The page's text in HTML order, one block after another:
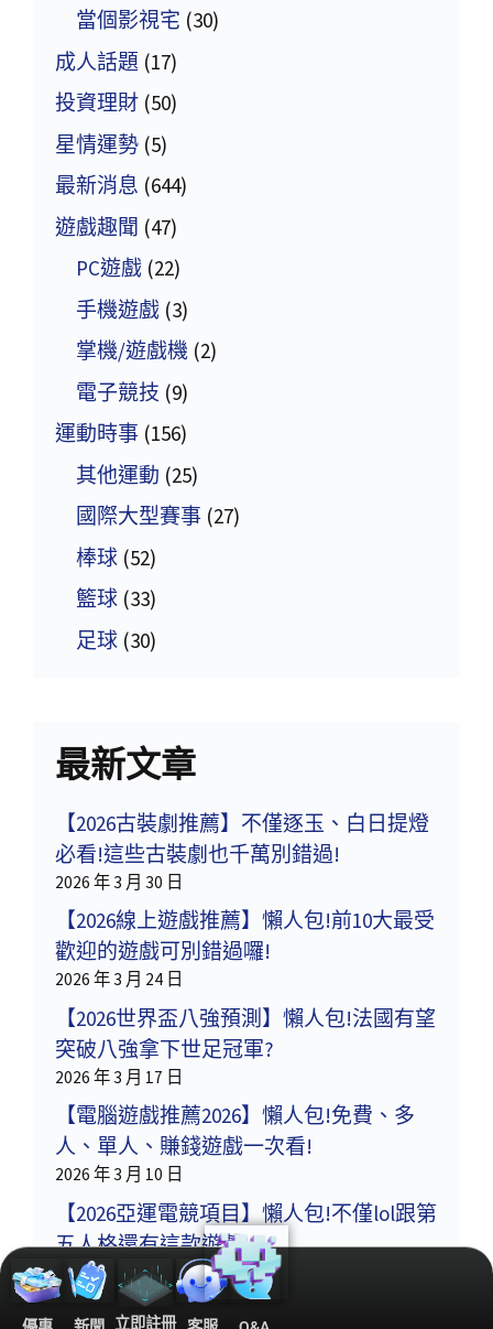
當個影視宅 (30)
成人話題 (17)
投資理財 (50)
星情運勢 (5)
最新消息 (644)
遊戲趣聞 (47)
PC遊戲 (22)
手機遊戲 (3)
掌機/遊戲機 (2)
電子競技 (9)
運動時事 (156)
其他運動 (25)
國際大型賽事 (27)
棒球 (52)
籃球 (33)
足球 (30)
最新文章
【2026古裝劇推薦】不僅逐玉、白日提燈
必看!這些古裝劇也千萬別錯過!
2026 年 3 月 30 日
【2026線上遊戲推薦】懶人包!前10大最受
歡迎的遊戲可別錯過囉!
2026 年 3 月 24 日
【2026世界盃八強預測】懶人包!法國有望
突破八強拿下世足冠軍?
2026 年 3 月 17 日
【電腦遊戲推薦2026】懶人包!免費、多
人、單人、賺錢遊戲一次看!
2026 年 3 月 10 日
【2026亞運電競項目】懶人包!不僅lol跟第
五人格還有這款遊戲!
2026 年 3 月 3 日
立即註冊